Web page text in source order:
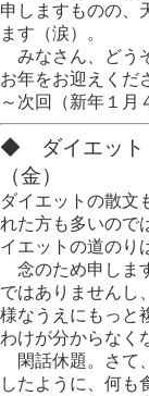
申しますものの、
ます（涙）。
みなさん、どう
お年をお迎えくだ
～次回（新年１月
◆ ダイエット
（金）
ダイエットの散文
れた方も多いので
イエットの道のり
念のため申しま
ではありませんし
様なうえにもっと
わけが分からなく
閑話休題。さて
したように、何も